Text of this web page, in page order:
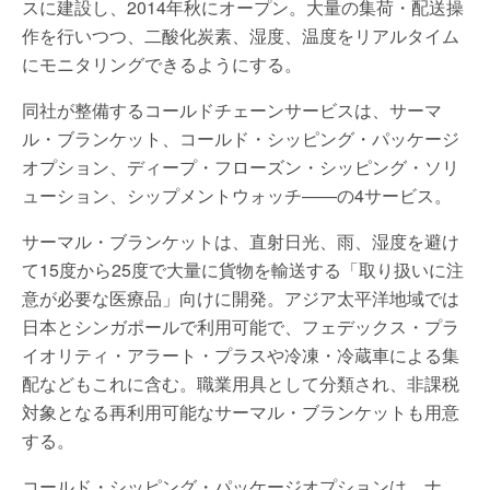
スに建設し、2014年秋にオープン。大量の集荷・配送操
作を行いつつ、二酸化炭素、湿度、温度をリアルタイム
にモニタリングできるようにする。
同社が整備するコールドチェーンサービスは、サーマ
ル・ブランケット、コールド・シッピング・パッケージ
オプション、ディープ・フローズン・シッピング・ソリ
ューション、シップメントウォッチ——の4サービス。
サーマル・ブランケットは、直射日光、雨、湿度を避け
て15度から25度で大量に貨物を輸送する「取り扱いに注
意が必要な医療品」向けに開発。アジア太平洋地域では
日本とシンガポールで利用可能で、フェデックス・プラ
イオリティ・アラート・プラスや冷凍・冷蔵車による集
配などもこれに含む。職業用具として分類され、非課税
対象となる再利用可能なサーマル・ブランケットも用意
する。